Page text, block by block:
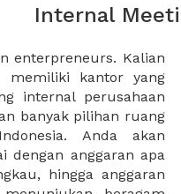
Internal
enterpreneurs. Kalian
kantor yang
internal perusahaan
banyak pilihan ruang
Anda akan
dengan anggaran apa
hingga anggaran
memenuhi setiap
yang paling tidak
tim dan membuat
menyegarkan. Ini
memilih tempat yang
tim dan membangun